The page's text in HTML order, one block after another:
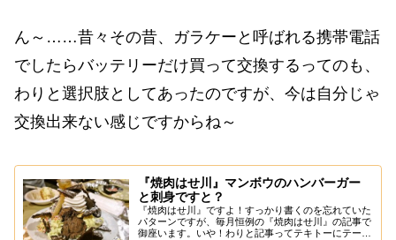
ん～……昔々その昔、ガラケーと呼ばれる携帯電話
でしたらバッテリーだけ買って交換するってのも、
わりと選択肢としてあったのですが、今は自分じゃ
交換出来ない感じですからね～
『焼肉はせ川』マンボウのハンバーガー
と刺身ですと？
『焼肉はせ川』ですよ！すっかり書くのを忘れていた
パターンですが、毎月恒例の『焼肉はせ川』の記事で
御座います。いや！わりと記事ってテキトーにテーマ